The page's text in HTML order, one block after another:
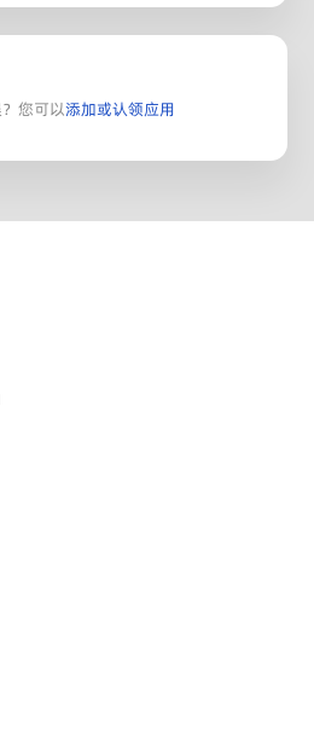
您可以添加或认领应用